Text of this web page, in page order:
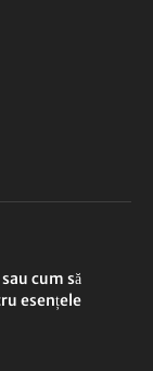
cum să
esențele